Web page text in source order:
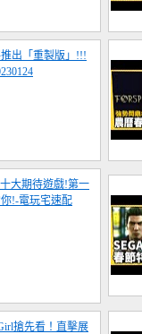
出「重製版」!!!
十大期待遊戲!第一
!-電玩宅速配
搶先看！直擊展